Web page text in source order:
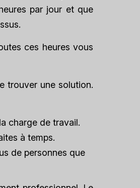
par jour et que
ces heures vous
trouver une solution.
charge de travail.
à temps.
de personnes que